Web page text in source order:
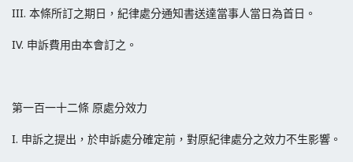
III. 本條所訂之期日，紀律處分通知書送達當事人當日為首日。
IV. 申訴費用由本會訂之。
第一百一十二條 原處分效力
I. 申訴之提出，於申訴處分確定前，對原紀律處分之效力不生影響。